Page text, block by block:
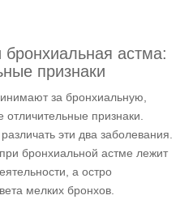
астма:
признаки
за бронхиальную,
признаки.
эти два заболевания.
бронхиальной астме лежит
а остро
мелких бронхов.